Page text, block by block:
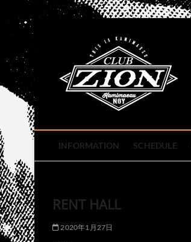
content
INFORMATION SCHEDULE
RENT HALL
2020年1月27日